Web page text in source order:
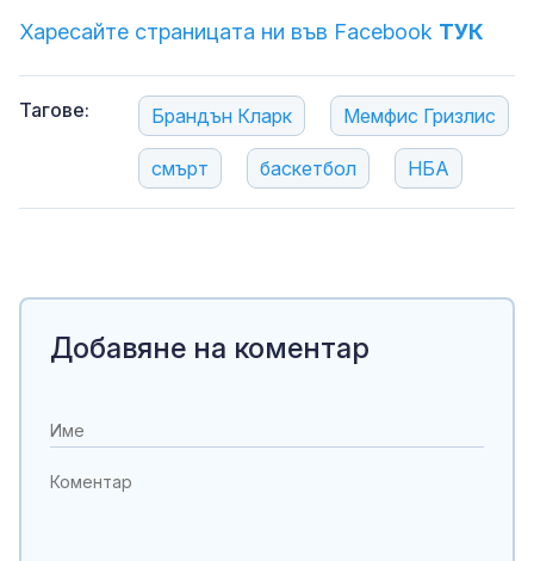
Харесайте страницата ни във Facebook ТУК
Тагове: Брандън Кларк Мемфис Гризлис
смърт баскетбол НБА
Добавяне на коментар